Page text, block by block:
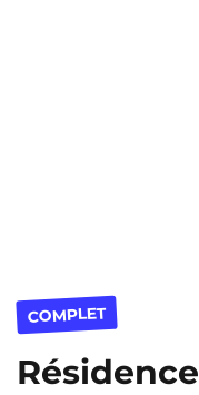
COMPLET